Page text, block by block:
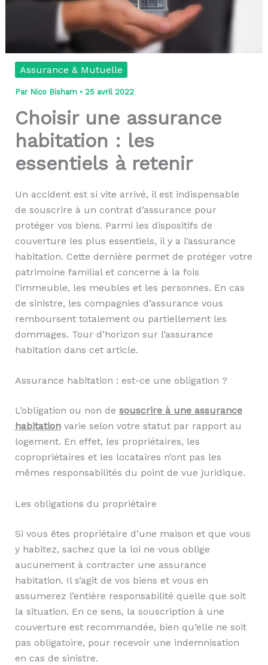
Assurance & Mutuelle
Par Nico Bisham • 25 avril 2022
Choisir une assurance
habitation : les
essentiels à retenir
Un accident est si vite arrivé, il est indispensable
de souscrire à un contrat d’assurance pour
protéger vos biens. Parmi les dispositifs de
couverture les plus essentiels, il y a l’assurance
habitation. Cette dernière permet de protéger votre
patrimoine familial et concerne à la fois
l’immeuble, les meubles et les personnes. En cas
de sinistre, les compagnies d’assurance vous
remboursent totalement ou partiellement les
dommages. Tour d’horizon sur l’assurance
habitation dans cet article.
Assurance habitation : est-ce une obligation ?
L’obligation ou non de souscrire à une assurance
habitationvarie selon votre statut par rapport au
logement. En effet, les propriétaires, les
copropriétaires et les locataires n’ont pas les
mêmes responsabilités du point de vue juridique.
Les obligations du propriétaire
Si vous êtes propriétaire d’une maison et que vous
y habitez, sachez que la loi ne vous oblige
aucunement à contracter une assurance
habitation. Il s’agit de vos biens et vous en
assumerez l’entière responsabilité quelle que soit
la situation. En ce sens, la souscription à une
couverture est recommandée, bien qu’elle ne soit
pas obligatoire, pour recevoir une indemnisation
en cas de sinistre.